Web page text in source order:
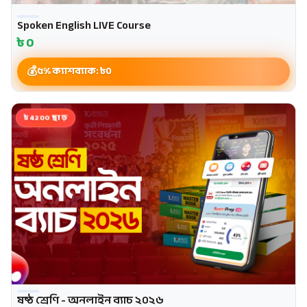
Spoken English LIVE Course
৳0
৫% ক্যাশব্যাক: ৳0
৳4200 ছাড়
প্রোমো
ষষ্ঠ শ্রেণি - অনলাইন ব্যাচ ২০২৬